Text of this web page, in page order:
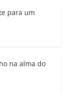
p
h
para um
na alma do